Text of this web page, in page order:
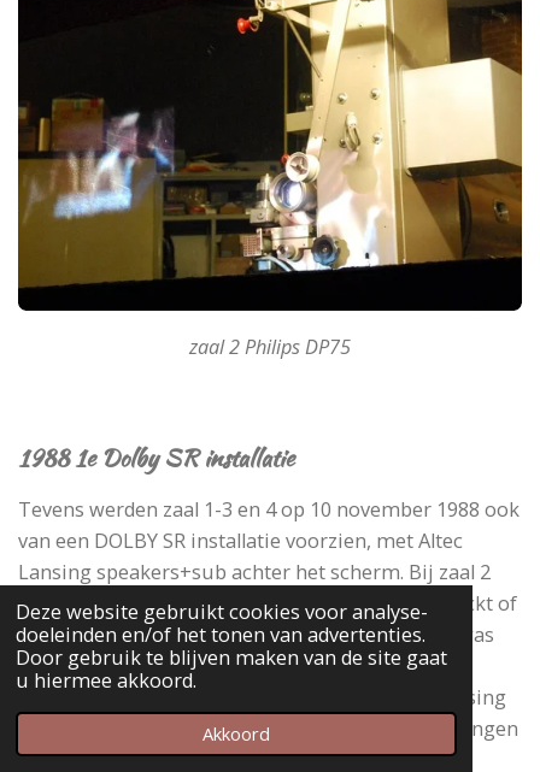
Deze website gebruikt cookies voor analyse-
doeleinden en/of het tonen van advertenties.
Door gebruik te blijven maken van de site gaat
u hiermee akkoord.
Akkoord
zaal 2 Philips DP75
1988 1e Dolby SR installatie
Tevens werden zaal 1-3 en 4 op 10 november 1988 ook
van een DOLBY SR installatie voorzien, met Altec
Lansing speakers+sub achter het scherm. Bij zaal 2
moest de eerste DOLBY installatie worden gecheckt of
deze de dynamiek van Dolby SR wel aankon, dat was
niet het geval. Ook in deze zaal werd de keuze
gemaakt voor nieuwe luidsprekers van Altec Lansing
en andere versterkers. De Dolby CP 50 werd vervangen
op 17 nov 1988 voor een DOLBY CP 55 met SRA-5